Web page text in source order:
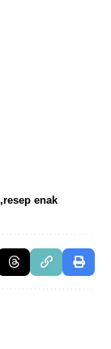
resep enak